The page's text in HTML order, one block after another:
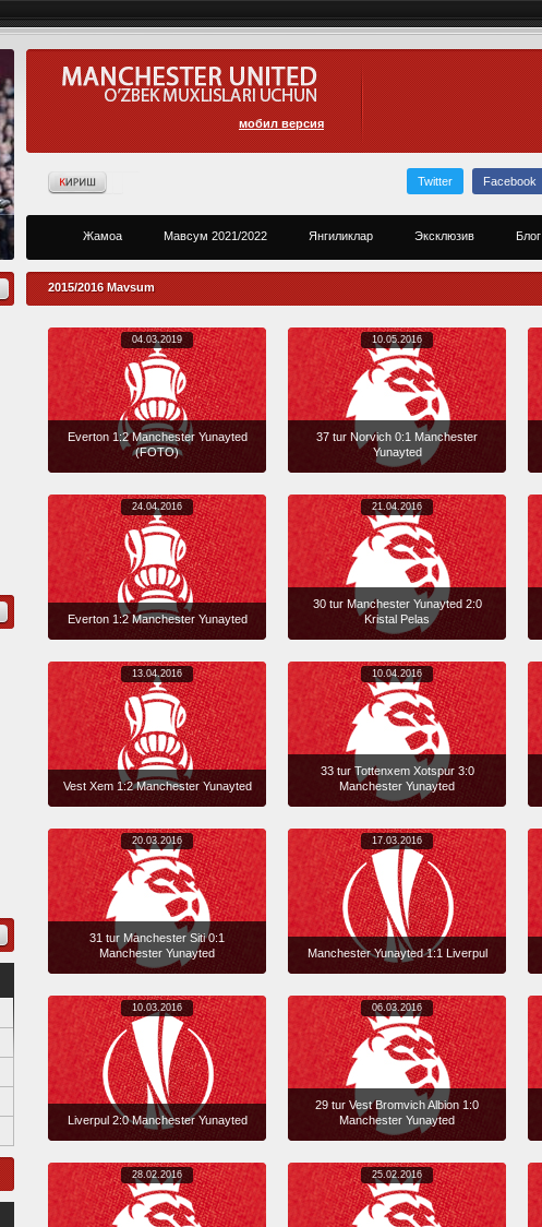
мобил версия
Twitter Facebook
Жамоа Мавсум 2021/2022 Янгиликлар Эксклюзив Блог
2015/2016 Mavsum
04.03.2019
Everton 1:2 Manchester Yunayted
(FOTO)
10.05.2016
37 tur Norvich 0:1 Manchester
Yunayted
24.04.2016
Everton 1:2 Manchester Yunayted
21.04.2016
30 tur Manchester Yunayted 2:0
Kristal Pelas
13.04.2016
Vest Xem 1:2 Manchester Yunayted
10.04.2016
33 tur Tottenxem Xotspur 3:0
Manchester Yunayted
20.03.2016
31 tur Manchester Siti 0:1
Manchester Yunayted
17.03.2016
Manchester Yunayted 1:1 Liverpul
10.03.2016
Liverpul 2:0 Manchester Yunayted
06.03.2016
29 tur Vest Bromvich Albion 1:0
Manchester Yunayted
28.02.2016 25.02.2016